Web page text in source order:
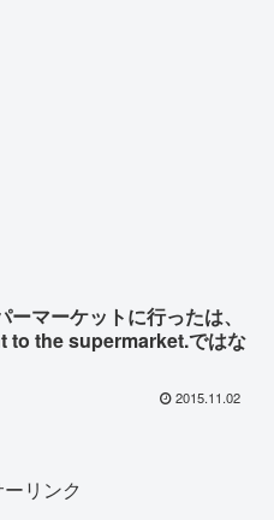
ーマーケットに行ったは、
to the supermarket.ではな
2015.11.02
リンク